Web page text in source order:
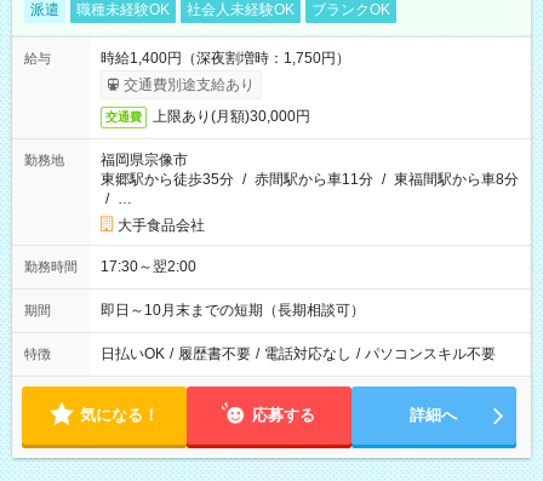
派遣 職種未経験OK 社会人未経験OK ブランクOK
給与
時給1,400円（深夜割増時：1,750円）
交通費別途支給あり
交通費 上限あり(月額)30,000円
勤務地
福岡県宗像市
東郷駅から徒歩35分 / 赤間駅から車11分 / 東福間駅から車8分
/ …
大手食品会社
勤務時間 17:30～翌2:00
期間 即日～10月末までの短期（長期相談可）
特徴 日払いOK / 履歴書不要 / 電話対応なし / パソコンスキル不要
気になる！ 応募する 詳細へ